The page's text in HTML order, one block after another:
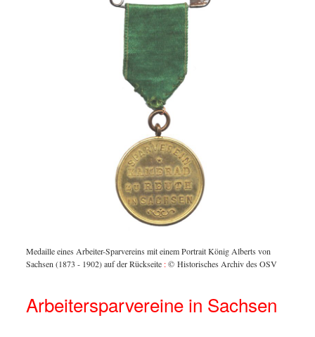
Medaille eines Arbeiter-Sparvereins mit einem Portrait König Alberts von
Sachsen (1873 - 1902) auf der Rückseite :© Historisches Archiv des OSV
Arbeitersparvereine in Sachsen